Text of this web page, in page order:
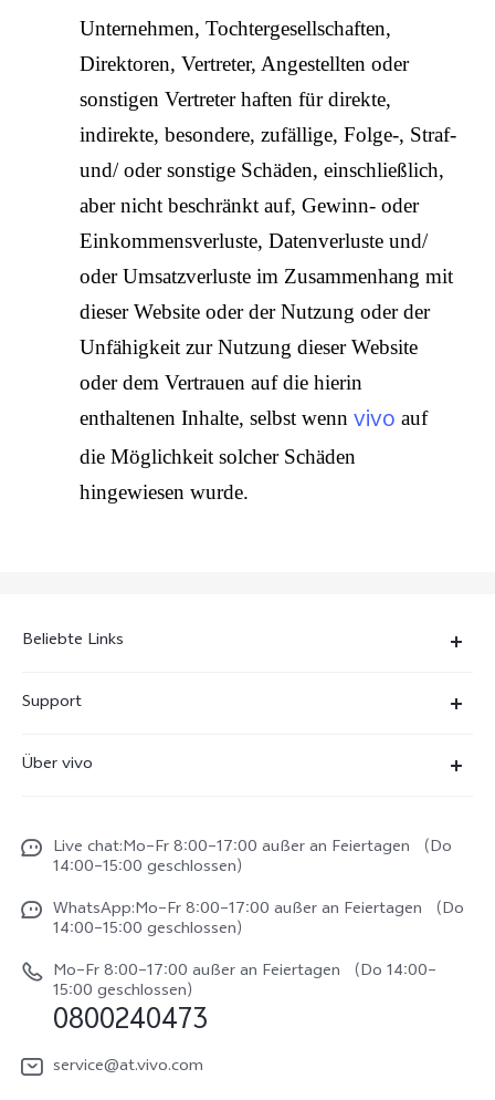
Unternehmen, Tochtergesellschaften,
Direktoren, Vertreter, Angestellten oder
sonstigen Vertreter haften für direkte,
indirekte, besondere, zufällige, Folge-, Straf-
und/ oder sonstige Schäden, einschließlich,
aber nicht beschränkt auf, Gewinn- oder
Einkommensverluste, Datenverluste und/
oder Umsatzverluste im Zusammenhang mit
dieser Website oder der Nutzung oder der
Unfähigkeit zur Nutzung dieser Website
oder dem Vertrauen auf die hierin
enthaltenen Inhalte, selbst wenn vivo auf
die Möglichkeit solcher Schäden
hingewiesen wurde.
Beliebte Links
X300
V70
V70 FE
Y31e 5G
vivo Buds Air3
Support
Funtouch OS
IMEI-Authentifizierung
System Verbesserung
Reparaturerfassung
Benutzerhandbuch
Log aktualisieren
Über vivo
Impressum
Rechtliche Hinweise
vivo Datenschutzcenter
Live chat:Mo–Fr 8:00–17:00 außer an Feiertagen （Do
14:00–15:00 geschlossen）
WhatsApp:Mo–Fr 8:00–17:00 außer an Feiertagen （Do
14:00–15:00 geschlossen）
Mo–Fr 8:00–17:00 außer an Feiertagen （Do 14:00–
15:00 geschlossen）
0800240473
service@at.vivo.com